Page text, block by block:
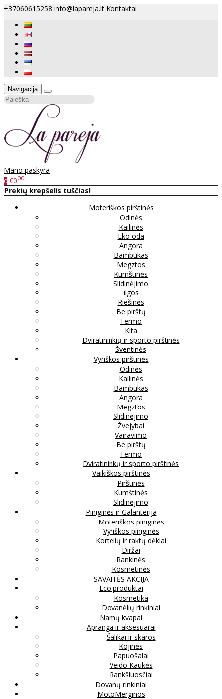
+37060615258 info@lapareja.lt Kontaktai
Navigacija
Mano paskyra
0 €000
Prekių krepšelis tuščias!
Moteriškos pirštinės
Odinės
Kailinės
Eko oda
Angora
Bambukas
Megztos
Kumštinės
Slidinėjimo
Ilgos
Riešinės
Be pirštų
Termo
Kita
Dviratininkių ir sporto pirštinės
Šventinės
Vyriškos pirštinės
Odinės
Kailinės
Bambukas
Angora
Megztos
Slidinėjimo
Žvejybai
Vairavimo
Be pirštų
Termo
Dviratininkų ir sporto pirštinės
Vaikiškos pirštinės
Pirštinės
Kumštinės
Slidinėjimo
Piniginės ir Galanterija
Moteriškos piniginės
Vyriškos piniginės
Kortelių ir raktų dėklai
Diržai
Rankinės
Kosmetinės
SAVAITĖS AKCIJA
Eco produktai
Kosmetika
Dovanėlių rinkiniai
Namų kvapai
Apranga ir aksesuarai
Šalikai ir skaros
Kojinės
Papuošalai
Veido Kaukės
Rankšluosčiai
Dovanų rinkiniai
MotoMerginos